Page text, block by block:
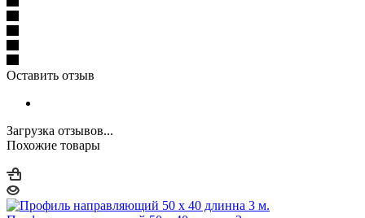
Оставить отзыв
Загрузка отзывов...
Похожие товары